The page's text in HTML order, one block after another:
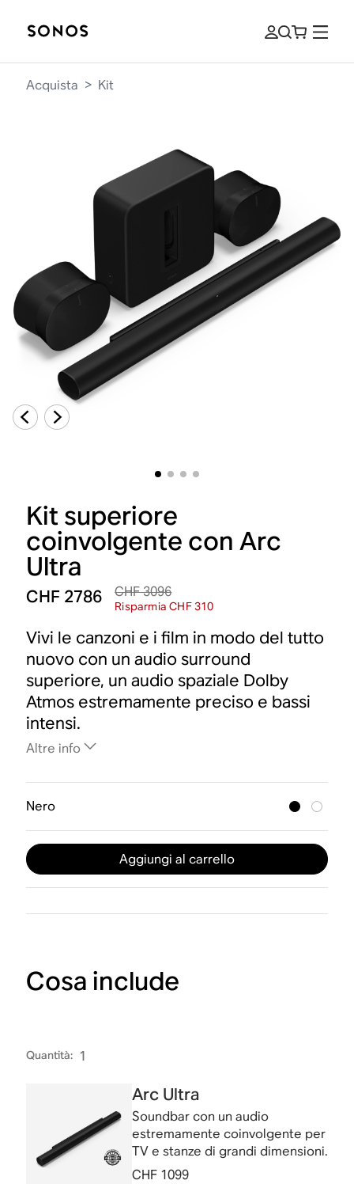
Acquista > Kit
Kit superiore
coinvolgente con Arc
Ultra
CHF 2786 CHF 3096
Risparmia CHF 310
Vivi le canzoni e i film in modo del tutto
nuovo con un audio surround
superiore, un audio spaziale Dolby
Atmos estremamente preciso e bassi
intensi.
Altre info
Nero
Aggiungi al carrello
Cosa include
Quantità: 1
Arc Ultra
Soundbar con un audio
estremamente coinvolgente per
TV e stanze di grandi dimensioni.
CHF 1099